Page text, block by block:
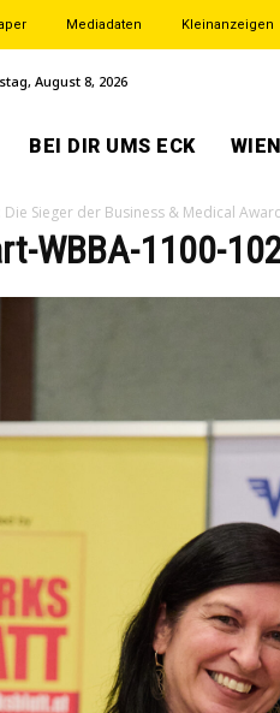
Mediadaten Kleinanzeigen
August 8, 2026
BEI DIR UMS ECK
Sieger der Business & Medical
WBBA-1100-